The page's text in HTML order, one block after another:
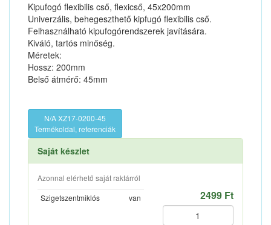
Kipufogó flexibilis cső, flexicső, 45x200mm
Univerzális, behegeszthető kipfugó flexibilis cső.
Felhasználható kipufogórendszerek javítására.
Kiváló, tartós minőség.
Méretek:
Hossz: 200mm
Belső átmérő: 45mm
N/A XZ17-0200-45
Termékoldal, referenciák
Saját készlet
Azonnal elérhető saját raktárról
Szigetszentmiklós
van 2499 Ft